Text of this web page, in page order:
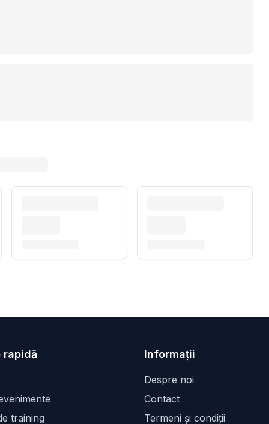
rapidă
training
Informații
Despre noi
Contact
Termeni și condiții